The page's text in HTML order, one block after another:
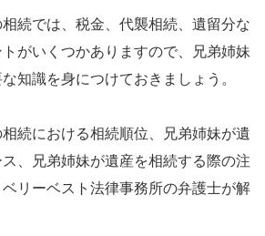
続では、税金、代襲相続、遺留分な
がいくつかありますので、兄弟姉妹
知識を身につけておきましょう。
続における相続順位、兄弟姉妹が遺
、兄弟姉妹が遺産を相続する際の注
リーベスト法律事務所の弁護士が解